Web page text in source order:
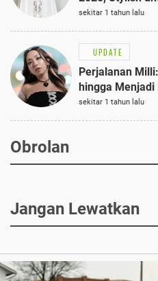
Semi-Formal
sekitar 1 tahun lalu
UPDATE
Perjalanan
hingga Menjadi
sekitar 1 tahun lalu
Obrolan
Jangan Lewatkan